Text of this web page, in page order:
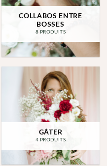
COLLABOS ENTRE
BOSSES
8 PRODUITS
GÂTER
4 PRODUITS